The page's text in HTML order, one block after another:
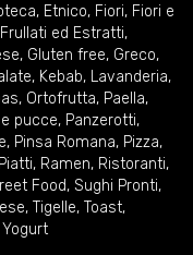
, Etnico, Fiori, Fiori e
Frullati ed Estratti,
, Gluten free, Greco,
, Kebab, Lavanderia,
, Ortofrutta, Paella,
pucce, Panzerotti,
, Pinsa Romana, Pizza,
, Ramen, Ristoranti,
Food, Sughi Pronti,
, Tigelle, Toast,
Yogurt